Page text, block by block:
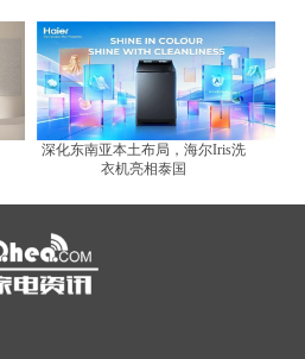
深化东南亚本土布局，海尔Iris洗
衣机亮相泰国